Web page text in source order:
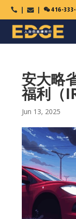
   416-
安大略
福利（
Jun 13, 2025